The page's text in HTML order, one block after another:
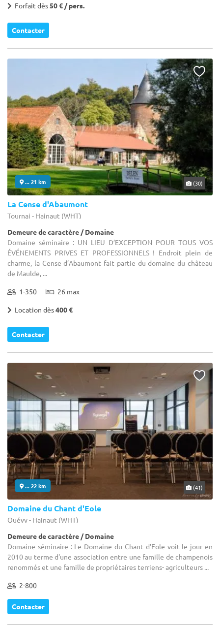
Forfait dès50 € / pers.
Contacter
... 21 km (30)
La Cense d'Abaumont
Tournai - Hainaut (WHT)
Demeure de caractère / Domaine
Domaine séminaire : UN LIEU D’EXCEPTION POUR TOUS VOS
ÉVÉNEMENTS PRIVES ET PROFESSIONNELS ! Endroit plein de
charme, la Cense d’Abaumont fait partie du domaine du château
de Maulde, ...
1-350 26 max
Location dès400 €
Contacter
... 22 km (41)
Domaine du Chant d'Eole
Quévy - Hainaut (WHT)
Demeure de caractère / Domaine
Domaine séminaire : Le Domaine du Chant d'Eole voit le jour en
2010 au terme d'une association entre une famille de champenois
renommés et une famille de propriétaires terriens- agriculteurs ...
2-800
Contacter